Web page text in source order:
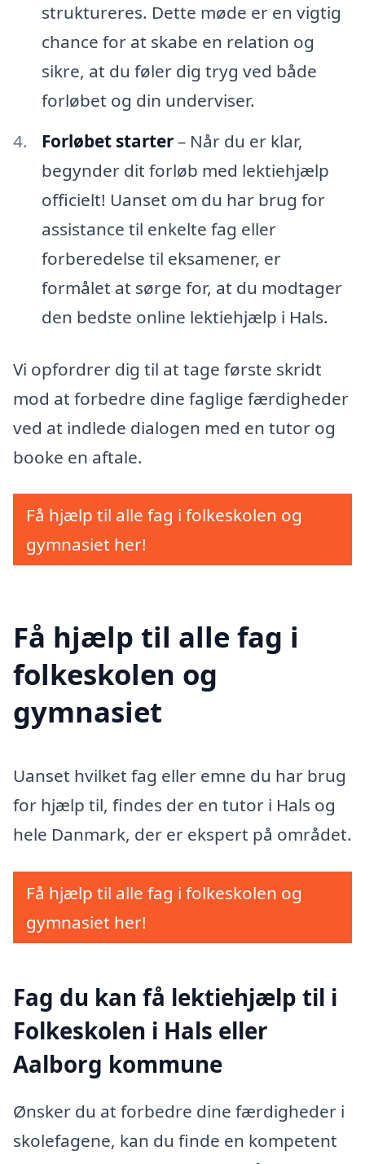
struktureres. Dette møde er en vigtig
chance for at skabe en relation og
sikre, at du føler dig tryg ved både
forløbet og din underviser.
Forløbet starter– Når du er klar,
begynder dit forløb med lektiehjælp
officielt! Uanset om du har brug for
assistance til enkelte fag eller
forberedelse til eksamener, er
formålet at sørge for, at du modtager
den bedste online lektiehjælp i Hals.
Vi opfordrer dig til at tage første skridt
mod at forbedre dine faglige færdigheder
ved at indlede dialogen med en tutor og
booke en aftale.
Få hjælp til alle fag i folkeskolen og
gymnasiet her!
Få hjælp til alle fag i
folkeskolen og
gymnasiet
Uanset hvilket fag eller emne du har brug
for hjælp til, findes der en tutor i Hals og
hele Danmark, der er ekspert på området.
Få hjælp til alle fag i folkeskolen og
gymnasiet her!
Fag du kan få lektiehjælp til i
Folkeskolen i Hals eller
Aalborg kommune
Ønsker du at forbedre dine færdigheder i
skolefagene, kan du finde en kompetent